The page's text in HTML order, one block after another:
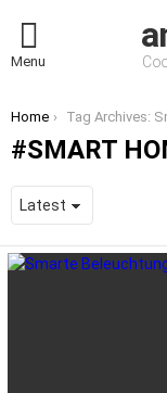
Menu
You are here:
Home Tag Archives: Smart Home
SMART